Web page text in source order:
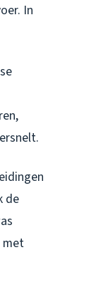
In
de
met